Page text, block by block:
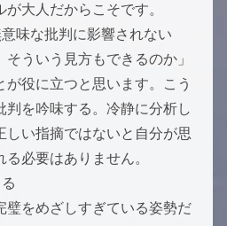
大人だからこそです。
味な批判に影響されない
ういう見方もできるのか」
が役に立つと思います。こう
判を吟味する。冷静に分析し
しい指摘ではないと自分が思
必要はありません。
璧をめざしすぎている姿勢だ